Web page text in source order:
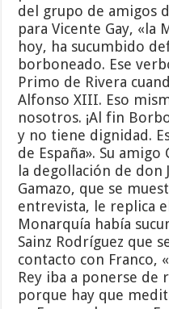
del grupo de amigos
para Vicente Gay, «la
hoy, ha sucumbido
borboneado. Ese
Primo de Rivera
Alfonso XIII. Eso
nosotros. ¡Al fin
y no tiene dignidad.
de España». Su
la degollación de don
Gamazo, que se
entrevista, le replica
Monarquía había
Sainz Rodríguez que
contacto con Franco,
Rey iba a ponerse de
porque hay que